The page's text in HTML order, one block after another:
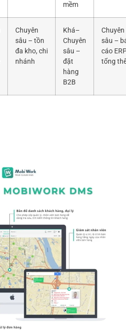
mềm
Chuyên
sâu – tồn
đa kho, chi
nhánh
Khá–
Chuyên
sâu –
đặt
hàng
B2B
Chuyên
sâu –
cáo
tổng